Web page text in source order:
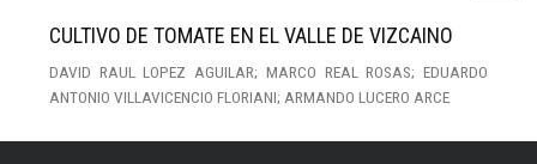
CULTIVO DE TOMATE EN EL VALLE DE VIZCAINO
DAVID RAUL LOPEZ AGUILAR; MARCO REAL ROSAS; EDUARDO
ANTONIO VILLAVICENCIO FLORIANI; ARMANDO LUCERO ARCE